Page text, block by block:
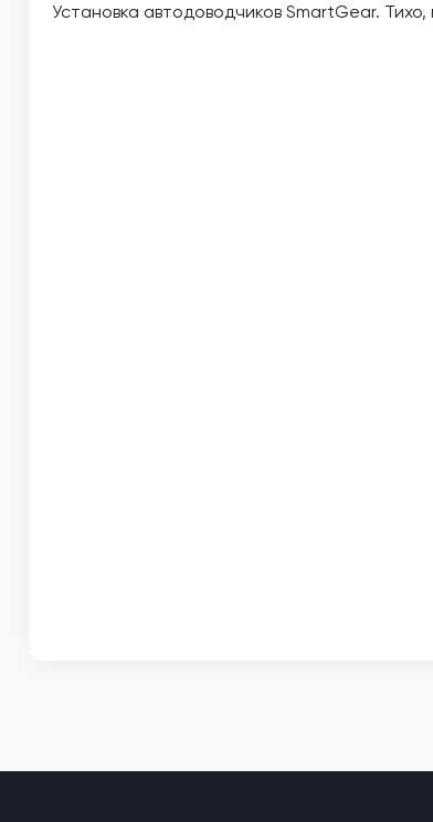
Установка автодоводчиков SmartGear.